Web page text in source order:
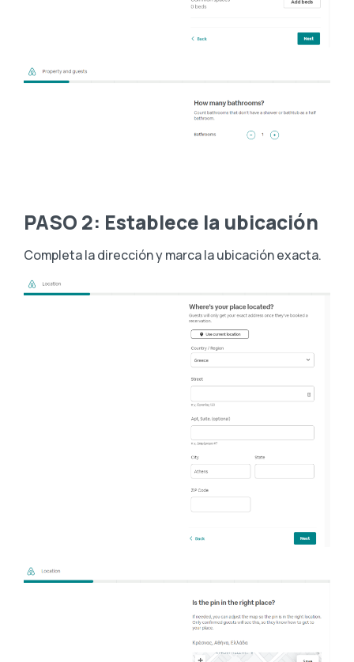
PASO 2: Establece la ubicación
Completa la dirección y marca la ubicación exacta.